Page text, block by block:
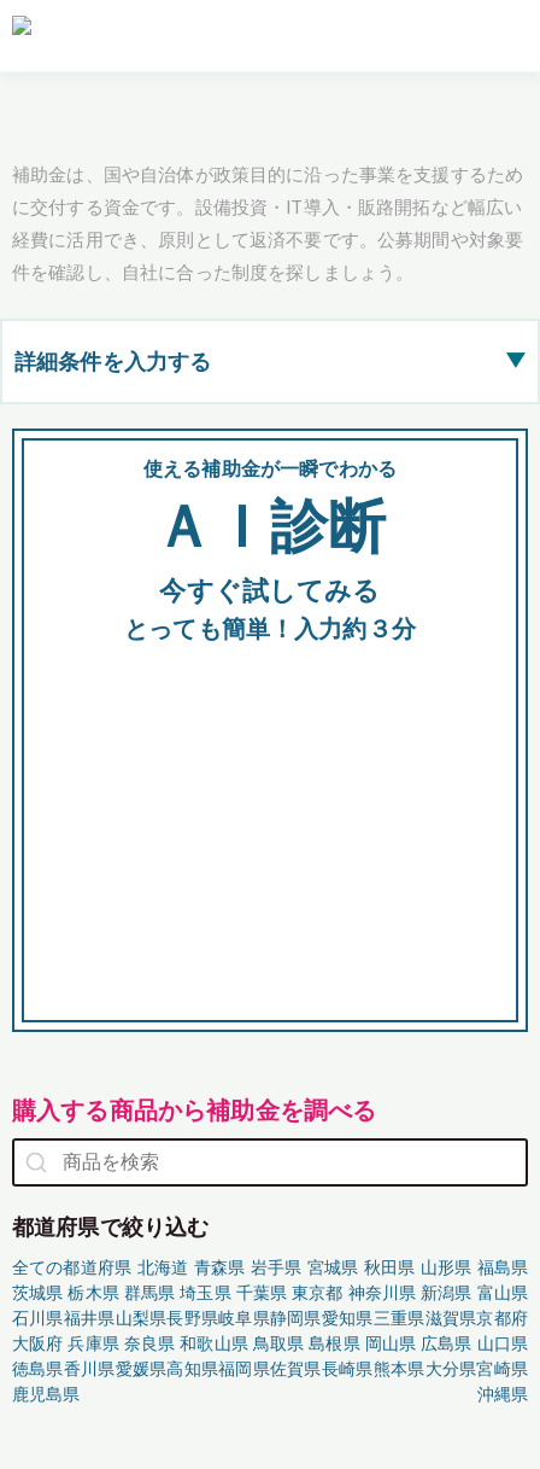
補助金は、国や自治体が政策目的に沿った事業を支援するため
に交付する資金です。設備投資・IT導入・販路開拓など幅広い
経費に活用でき、原則として返済不要です。公募期間や対象要
件を確認し、自社に合った制度を探しましょう。
詳細条件を入力する ▶
都道府県
全国の検索結果を含めて表示
助成金 融資 出資
使える補助金が一瞬でわかる
ＡＩ診断
今すぐ試してみる
とっても簡単！入力約３分
購入する商品から補助金を調べる
都道府県で絞り込む
全ての都道府県 北海道 青森県 岩手県 宮城県 秋田県 山形県 福島県
茨城県 栃木県 群馬県 埼玉県 千葉県 東京都 神奈川県 新潟県 富山県
石川県福井県山梨県長野県岐阜県静岡県愛知県三重県滋賀県京都府
大阪府 兵庫県 奈良県 和歌山県 鳥取県 島根県 岡山県 広島県 山口県
徳島県香川県愛媛県高知県福岡県佐賀県長崎県熊本県大分県宮崎県
鹿児島県
沖縄県